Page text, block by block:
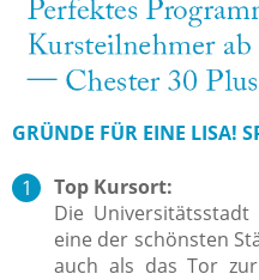
GRÜNDE FÜR EINE LISA!
Top Kursort:
Die
eine der schönsten
auch als das Tor